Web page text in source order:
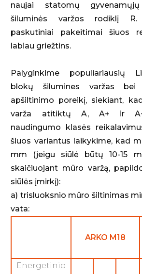
naujai statomų
šiluminės varžos rodiklį
paskutiniai pakeitimai šiuos
labiau griežtins.
Palyginkime populiariausių
blokų šilumines varžas
apšiltinimo poreikį, siekiant,
varža atitiktų A, A+ ir
naudingumo klasės
šiuos variantus laikykime, kad
mm (jeigu siūlė būtų 10-15
skaičiuojant mūro varžą,
siūlės įmirkį):
a) trisluoksnio mūro šiltinimas
vata:
ARKO M18
Energetinio